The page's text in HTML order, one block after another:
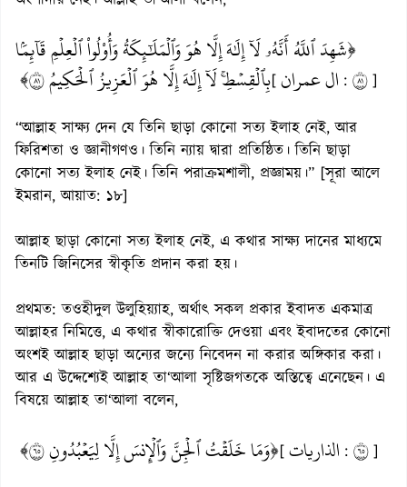
﴿شَهِدَ ٱللَّهُ أَنَّهُۥ لَآ إِلَٰهَ إِلَّا هُوَ وَٱلۡمَلَٰٓئِكَةُ وَأُوْلُواْ ٱلۡعِلۡمِ قَآئِمَۢا
بِٱلۡقِسۡطِۚ لَآ إِلَٰهَ إِلَّا هُوَ ٱلۡعَزِيزُ ٱلۡحَكِيمُ ١٨﴾[ ال عمران : ]
“আল্লাহ সাক্ষ্য দেন যে তিনি ছাড়া কোনো সত্য ইলাহ নেই, আর
ফিরিশতা ও জ্ঞানীগণও। তিনি ন্যায় দ্বারা প্রতিষ্ঠিত। তিনি ছাড়া
কোনো সত্য ইলাহ নেই। তিনি পরাক্রমশালী, প্রজ্ঞাময়।” [সূরা আলে
ইমরান, আয়াত: ১৮]
আল্লাহ ছাড়া কোনো সত্য ইলাহ নেই, এ কথার সাক্ষ্য দানের মাধ্যমে
তিনটি জিনিসের স্বীকৃতি প্রদান করা হয়।
প্রথমত: তওহীদুল উলুহিয়্যাহ, অর্থাৎ সকল প্রকার ইবাদত একমাত্র
আল্লাহর নিমিত্তে, এ কথার স্বীকারোক্তি দেওয়া এবং ইবাদতের কোনো
অংশই আল্লাহ ছাড়া অন্যের জন্যে নিবেদন না করার অঙ্গিকার করা।
আর এ উদ্দেশ্যেই আল্লাহ তা‘আলা সৃষ্টিজগতকে অস্তিত্বে এনেছেন। এ
বিষয়ে আল্লাহ তা‘আলা বলেন,
﴿وَمَا خَلَقۡتُ ٱلۡجِنَّ وَٱلۡإِنسَ إِلَّا لِيَعۡبُدُونِ ٥٦﴾[ الذاريات : ]